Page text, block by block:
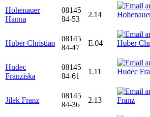
Hohenauer
Hanna
08145
84-53
2.14
Huber Christian
08145
84-47
E.04
Hudec
Franziska
08145
84-61
1.11
Jilek Franz
08145
84-36
2.13